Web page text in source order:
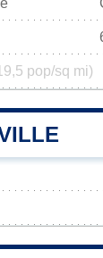
pop/sq mi)